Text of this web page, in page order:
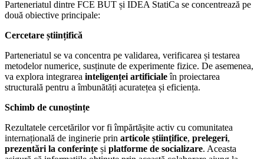
Parteneriatul dintre FCE BUT și IDEA StatiCa se concentrează pe
două obiective principale:
Cercetare științifică
Parteneriatul se va concentra pe validarea, verificarea și testarea
metodelor numerice, susținute de experimente fizice. De asemenea,
va explora integrarea inteligenței artificialeîn proiectarea
structurală pentru a îmbunătăți acuratețea și eficiența.
Schimb de cunoștințe
Rezultatele cercetărilor vor fi împărtășite activ cu comunitatea
internațională de inginerie prin articole științifice, prelegeri,
prezentări la conferințe și platforme de socializare. Aceasta